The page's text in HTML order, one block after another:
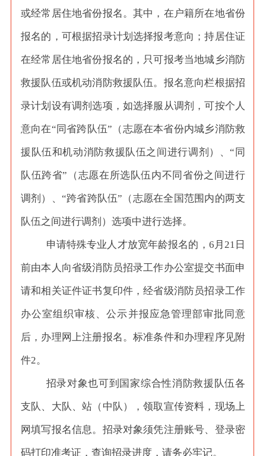
或经常居住地省份报名。其中，在户籍所在地省份
报名的，可根据招录计划选择报考意向；持居住证
在经常居住地省份报名的，只可报考当地城乡消防
救援队伍或机动消防救援队伍。报名意向栏根据招
录计划设有调剂选项，如选择服从调剂，可按个人
意向在“同省跨队伍”（志愿在本省份内城乡消防救
援队伍和机动消防救援队伍之间进行调剂）、“同
队伍跨省”（志愿在所选队伍内不同省份之间进行
调剂）、“跨省跨队伍”（志愿在全国范围内的两支
队伍之间进行调剂）选项中进行选择。
申请特殊专业人才放宽年龄报名的， 6月21日
前由本人向省级消防员招录工作办公室提交书面申
请和相关证件证书复印件，经省级消防员招录工作
办公室组织审核、公示并报应急管理部审批同意
后，办理网上注册报名。标准条件和办理程序见附
件2。
招录对象也可到国家综合性消防救援队伍各
支队、大队、站（中队），领取宣传资料，现场上
网填写报名信息。招录对象须凭注册账号、登录密
码打印准考证，查询招录进度，请务必牢记。